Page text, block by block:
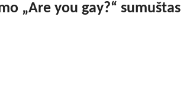
„Are you gay?“ sumuštas